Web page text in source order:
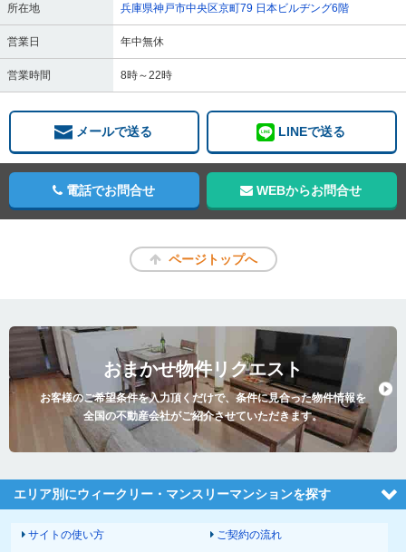
所在地 兵庫県神戸市中央区京町79 日本ビルヂング6階
営業日 年中無休
営業時間 8時～22時
メールで送る LINEで送る
電話でお問合せ WEBからお問合せ
ページトップへ
おまかせ物件リクエスト
お客様のご希望条件を入力頂くだけで、条件に見合った物件情報を
全国の不動産会社がご紹介させていただきます。
エリア別にウィークリー・マンスリーマンションを探す
サイトの使い方
ご契約の流れ